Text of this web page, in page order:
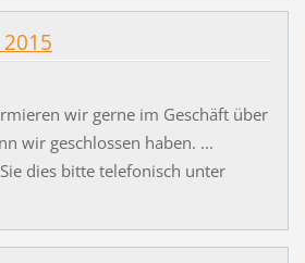
wir gerne im Geschäft über
wir geschlossen haben. ...
dies bitte telefonisch unter